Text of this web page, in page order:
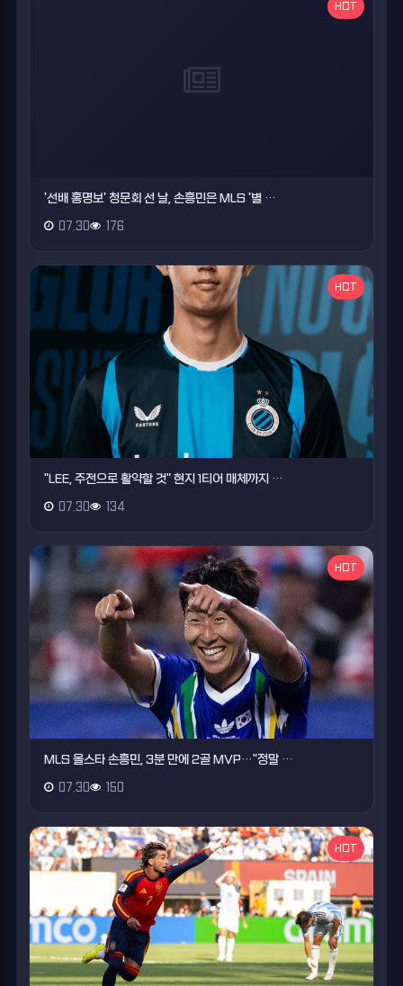
HOT
'선배 홍명보' 청문회 선 날, 손흥민은 MLS '별 …
07.30 176
HOT
"LEE, 주전으로 활약할 것" 현지 1티어 매체까지 …
07.30 134
HOT
MLS 올스타 손흥민, 3분 만에 2골 MVP…"정말 …
07.30 150
HOT